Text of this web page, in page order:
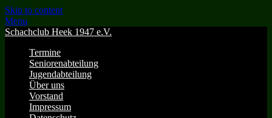
Skip to content
Menu
Schachclub Heek 1947 e.V.
Termine
Seniorenabteilung
Jugendabteilung
Über uns
Vorstand
Impressum